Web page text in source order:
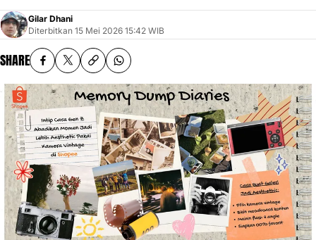
Gilar Dhani
Diterbitkan 15 Mei 2026 15:42 WIB
SHARE